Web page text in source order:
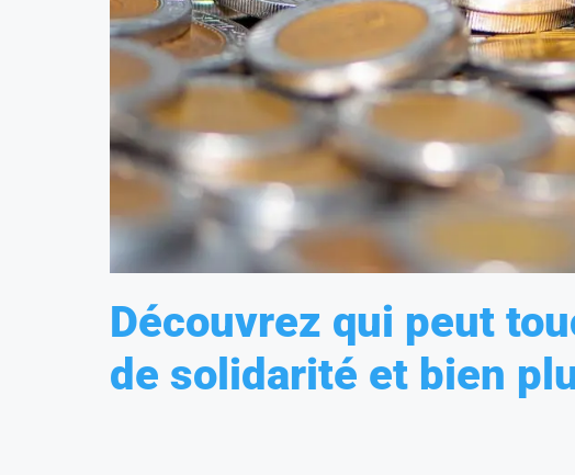
Découvrez qui peut
de solidarité et bien